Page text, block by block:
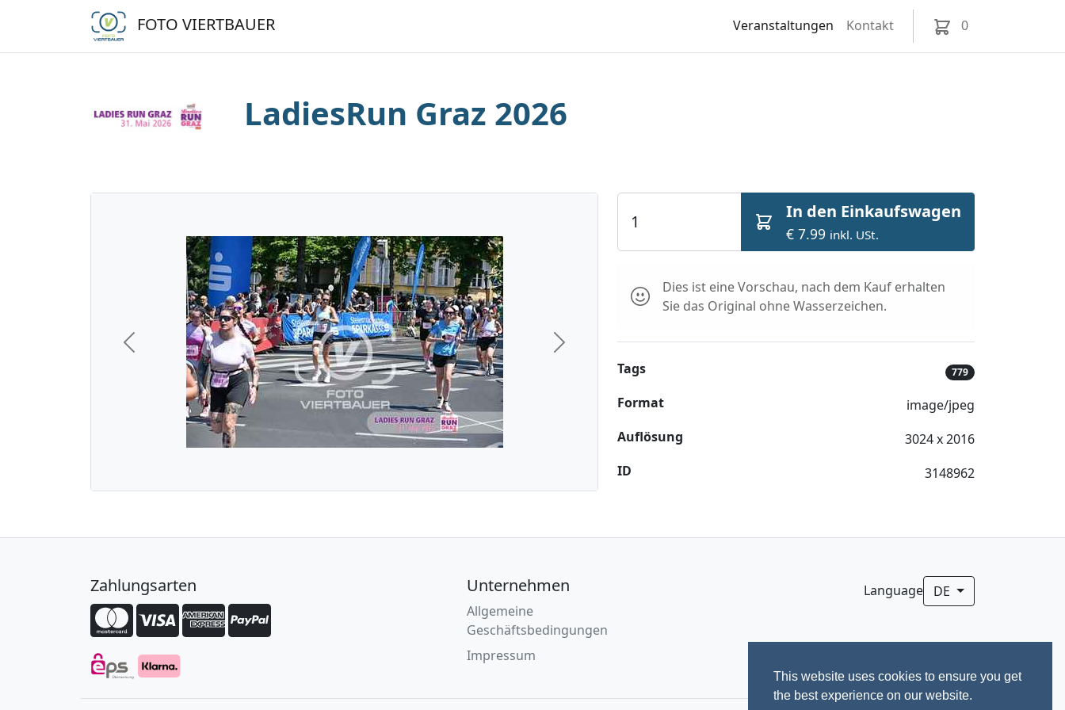
This website uses cookies to ensure you get
the best experience on our website.
FOTO VIERTBAUER Veranstaltungen Kontakt 0
LadiesRun Graz 2026
Previous Next
In den Einkaufswagen
€ 7.99 inkl. USt.
Dies ist eine Vorschau, nach dem Kauf erhalten
Sie das Original ohne Wasserzeichen.
Tags 779
Format
image/jpeg
Auflösung
3024 x 2016
ID
3148962
Zahlungsarten Unternehmen
Allgemeine
Geschäftsbedingungen
Impressum
Language DE